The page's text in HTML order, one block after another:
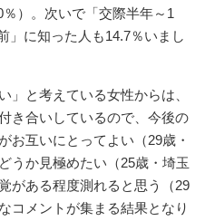
）。次いで「交際半年～1
」に知った人も14.7％いまし
と考えている女性からは、
き合いしているので、今後の
お互いにとってよい（29歳・
うか見極めたい（25歳・埼玉
がある程度測れると思う（29
コメントが集まる結果となり